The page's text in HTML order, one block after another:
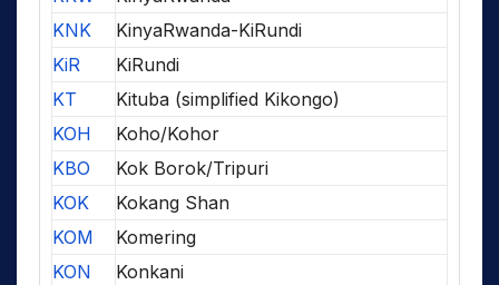
KNK
KinyaRwanda-KiRundi
KiR
KiRundi
KT
Kituba (simplified Kikongo)
KOH
Koho/Kohor
KBO
Kok Borok/Tripuri
KOK
Kokang Shan
KOM
Komering
KON
Konkani